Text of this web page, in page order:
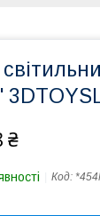
₴
Код: